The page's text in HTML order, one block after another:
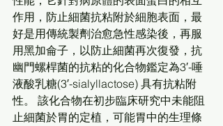
作用，防止細菌抗粘附於細胞表面，最
好是用傳統製劑治愈急性感染後，再服
用黑加侖子，以防止細菌再次復發，抗
幽門螺桿菌的抗粘的化合物鑑定為3′-唾
液酸乳糖(3′-sialyllactose) 具有抗粘附
性。 該化合物在初步臨床研究中未能阻
止細菌於胃的定植，可能胃中的生理條